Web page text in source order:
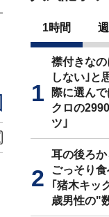
1時間
襟付きな
しない｣と
際に選ん
クロの
ツ｣
耳の後ろ
ごっそり
｢猪木キッ
歳男性の"